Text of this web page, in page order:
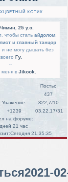
КОТИК
25 y.o.
чтобы стать айдолом,
и главный танцор
и не могу дышать без
Гу.
--
в Jikook.
Уважение:
+1239
Посты:
437
322,7/10
03.22,17/31
на форуме:
21 час
Сегодня 21:35:35
2021-